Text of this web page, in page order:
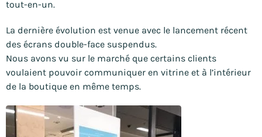
tout-en-un.
La dernière évolution est venue avec le lancement récent
des écrans double-face suspendus.
Nous avons vu sur le marché que certains clients
voulaient pouvoir communiquer en vitrine et à l’intérieur
de la boutique en même temps.